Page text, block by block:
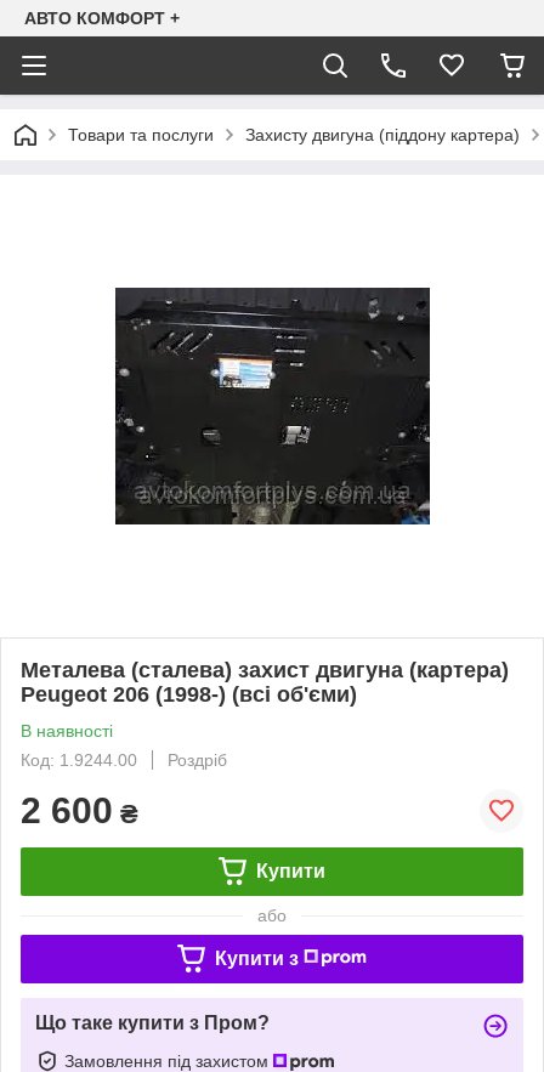
АВТО КОМФОРТ +
Товари та послуги Захисту двигуна (піддону картера)
Металева (сталева) захист двигуна (картера)
Peugeot 206 (1998-) (всі об'єми)
В наявності
Код: 1.9244.00
Роздріб
2 600 ₴
Купити
або
Купити з
Що таке купити з Пром?
Замовлення під захистом